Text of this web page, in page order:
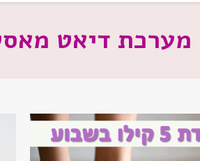
מערכת דיאט